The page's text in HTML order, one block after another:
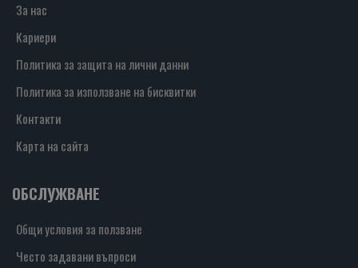
За нас
Кариери
Политика за защита на лични данни
Политика за използване на бисквитки
Контакти
Карта на сайта
ОБСЛУЖВАНЕ
Общи условия за ползване
Често задавани въпроси